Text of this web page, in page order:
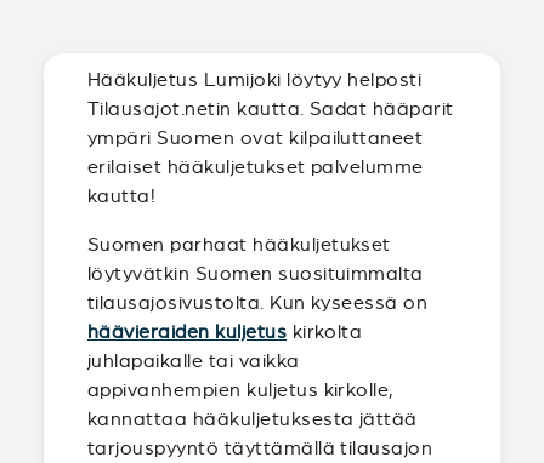
Hääkuljetus Lumijoki löytyy helposti
Tilausajot.netin kautta. Sadat hääparit
ympäri Suomen ovat kilpailuttaneet
erilaiset hääkuljetukset palvelumme
kautta!
Suomen parhaat hääkuljetukset
löytyvätkin Suomen suosituimmalta
tilausajosivustolta. Kun kyseessä on
häävieraiden kuljetus kirkolta
juhlapaikalle tai vaikka
appivanhempien kuljetus kirkolle,
kannattaa hääkuljetuksesta jättää
tarjouspyyntö täyttämällä tilausajon